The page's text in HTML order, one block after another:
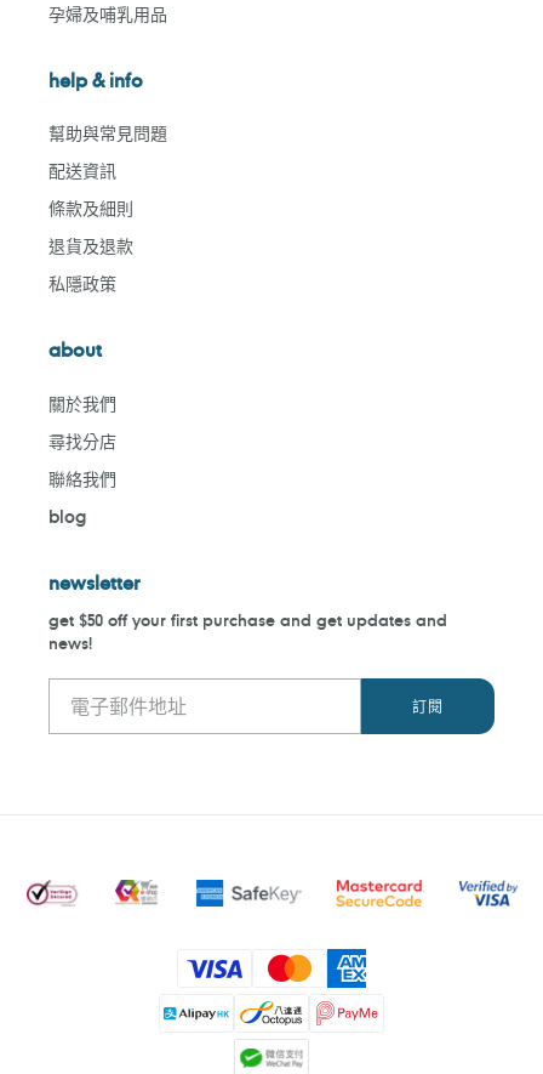
孕婦及哺乳用品
help & info
幫助與常見問題
配送資訊
條款及細則
退貨及退款
私隱政策
about
關於我們
尋找分店
聯絡我們
blog
newsletter
get $50 off your first purchase and get updates and
news!
付
款
方
式